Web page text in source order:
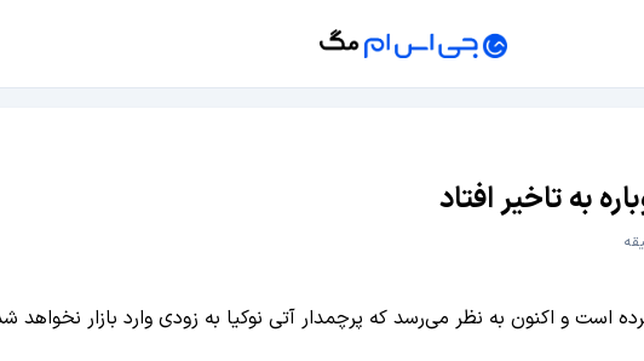
و اکنون به نظر می‌رسد که پرچمدار آتی نوکیا به زودی وارد بازار نخواهد